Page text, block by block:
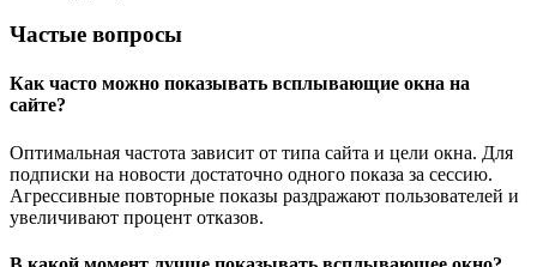
Частые вопросы
Как часто можно показывать всплывающие окна на
сайте?
Оптимальная частота зависит от типа сайта и цели окна. Для
подписки на новости достаточно одного показа за сессию.
Агрессивные повторные показы раздражают пользователей и
увеличивают процент отказов.